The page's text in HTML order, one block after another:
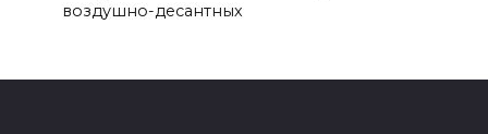
воздушно-десантных